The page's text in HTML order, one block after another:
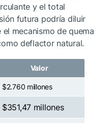
y el total
futura podría diluir
mecanismo de quema
deflactor natural.
Valor
$2.760 millones
$351,47 millones